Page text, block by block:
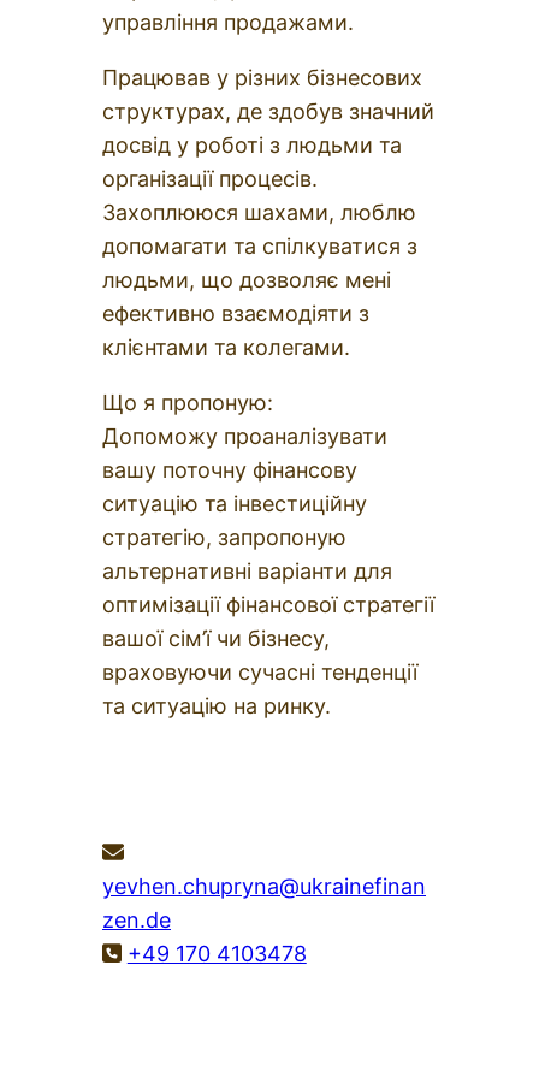
управління продажами.
Працював у різних бізнесових
структурах, де здобув значний
досвід у роботі з людьми та
організації процесів.
Захоплююся шахами, люблю
допомагати та спілкуватися з
людьми, що дозволяє мені
ефективно взаємодіяти з
клієнтами та колегами.
Що я пропоную:
Допоможу проаналізувати
вашу поточну фінансову
ситуацію та інвестиційну
стратегію, запропоную
альтернативні варіанти для
оптимізації фінансової стратегії
вашої сім’ї чи бізнесу,
враховуючи сучасні тенденції
та ситуацію на ринку.
yevhen.chupryna@ukrainefinan
zen.de
+49 170 4103478